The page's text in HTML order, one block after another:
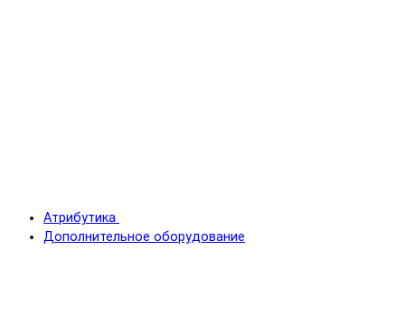
Атрибутика
Дополнительное оборудование